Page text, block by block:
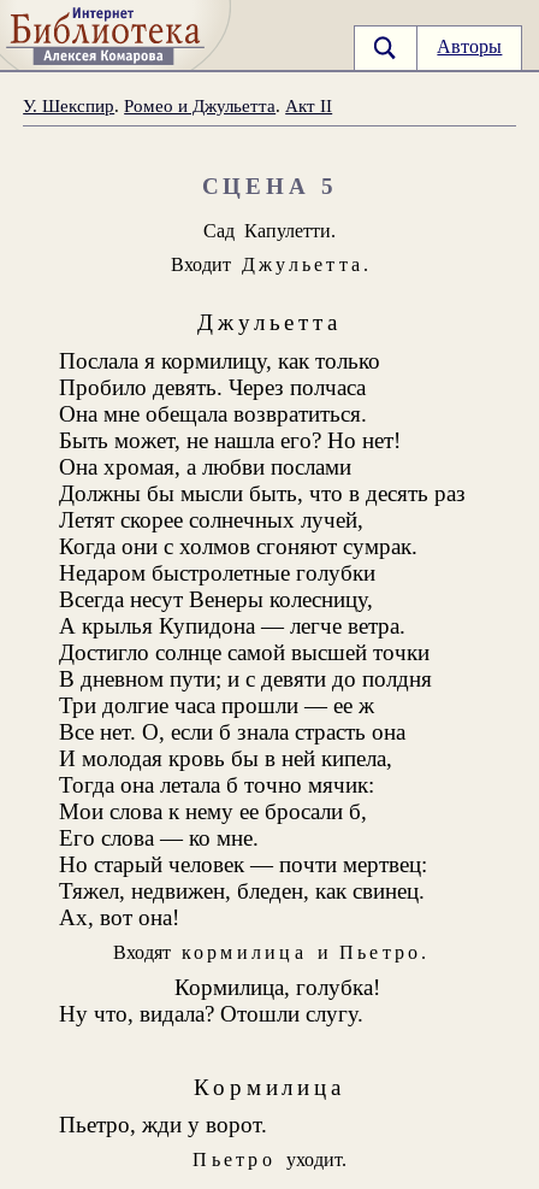
Авторы
У. Шекспир.Ромео и Джульетта. Акт II
СЦЕНА 5
Сад Капулетти.
Входит Джульетта .
Джульетта
Послала я кормилицу, как только
Пробило девять. Через полчаса
Она мне обещала возвратиться.
Быть может, не нашла его? Но нет!
Она хромая, а любви послами
Должны бы мысли быть, что в десять раз
Летят скорее солнечных лучей,
Когда они с холмов сгоняют сумрак.
Недаром быстролетные голубки
Всегда несут Венеры колесницу,
А крылья Купидона — легче ветра.
Достигло солнце самой высшей точки
В дневном пути; и с девяти до полдня
Три долгие часа прошли — ее ж
Все нет. О, если б знала страсть она
И молодая кровь бы в ней кипела,
Тогда она летала б точно мячик:
Мои слова к нему ее бросали б,
Его слова — ко мне.
Но старый человек — почти мертвец:
Тяжел, недвижен, бледен, как свинец.
Ах, вот она!
Входят кормилица и Пьетро .
Кормилица, голубка!
Ну что, видала? Отошли слугу.
Кормилица
Пьетро, жди у ворот.
Пьетро уходит.